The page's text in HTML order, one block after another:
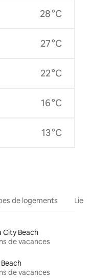
28 °C
27 °C
22 °C
16 °C
13 °C
de logements
City Beach
de vacances
de vacances